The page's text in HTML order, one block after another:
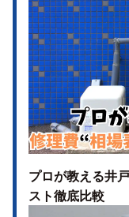
プロが教える井
スト徹底比較